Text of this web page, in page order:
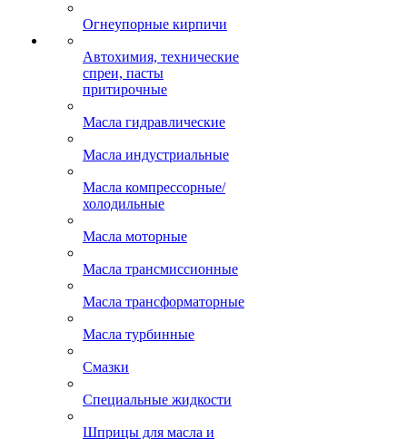
Огнеупорные кирпичи
Автохимия, технические
спреи, пасты
притирочные
Масла гидравлические
Масла индустриальные
Масла компрессорные/
холодильные
Масла моторные
Масла трансмиссионные
Масла трансформаторные
Масла турбинные
Смазки
Специальные жидкости
Шприцы для масла и